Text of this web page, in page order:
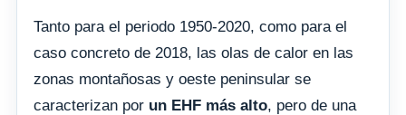
Tanto para el periodo 1950-2020, como para el
caso concreto de 2018, las olas de calor en las
zonas montañosas y oeste peninsular se
caracterizan por un EHF más alto, pero de una